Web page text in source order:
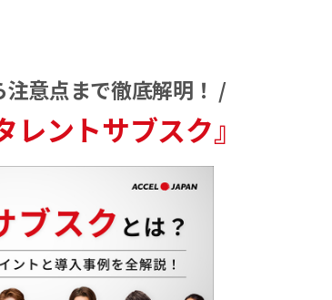
意点まで徹底解明！ /
ントサブスク』